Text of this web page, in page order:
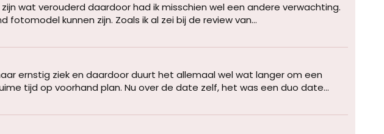
wat verouderd daardoor had ik misschien wel een andere verwachting.
kunnen zijn. Zoals ik al zei bij de review van...
ernstig ziek en daardoor duurt het allemaal wel wat langer om een
tijd op voorhand plan. Nu over de date zelf, het was een duo date...